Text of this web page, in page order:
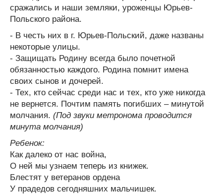
сражались и наши земляки, уроженцы Юрьев-
Польского района.
- В честь них в г. Юрьев-Польский, даже названы
некоторые улицы.
- Защищать Родину всегда было почетной
обязанностью каждого. Родина помнит имена
своих сынов и дочерей.
- Тех, кто сейчас среди нас и тех, кто уже никогда
не вернется. Почтим память погибших – минутой
молчания. (Под звуки метронома проводится
минута молчания)
Ребенок:
Как далеко от нас война,
О ней мы узнаем теперь из книжек.
Блестят у ветеранов ордена
У прадедов сегодняшних мальчишек.